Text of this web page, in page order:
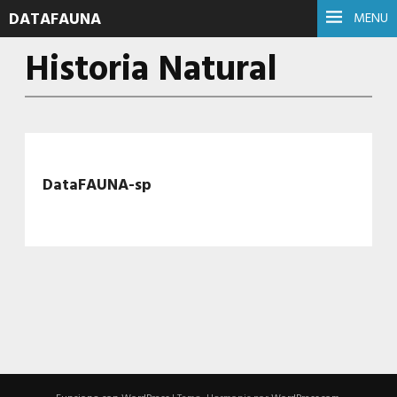
MENU
DATAFAUNA
Historia Natural
DataFAUNA-sp